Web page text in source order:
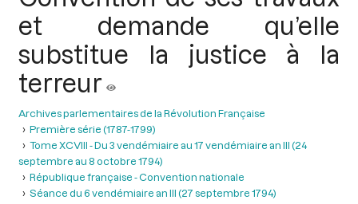
et demande qu’elle
substitue la justice à la
terreur
Archives parlementaires de la Révolution Française
Première série (1787-1799)
Tome XCVIII - Du 3 vendémiaire au 17 vendémiaire an III (24
septembre au 8 octobre 1794)
République française - Convention nationale
Séance du 6 vendémiaire an III (27 septembre 1794)